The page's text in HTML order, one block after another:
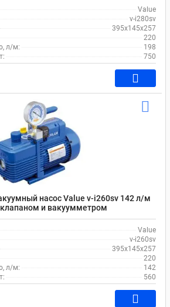
Value
v-i280sv
395x145x257
220
л/м:
198
750
насос Value v-i260sv 142 л/м
и вакуумметром
Value
v-i260sv
395x145x257
220
л/м:
142
560